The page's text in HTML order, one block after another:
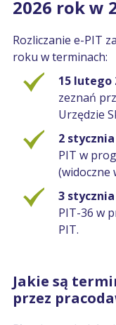
2026 rok w
Rozliczanie e-PIT
roku w terminach:
15 lutego
zeznań
Urzędzie
2 stycznia
PIT w
(widoczne
3 stycznia
PIT-36 w
PIT.
Jakie są
przez